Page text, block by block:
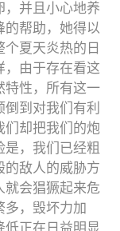
，并且小心地养
的帮助，她得以
夏天炎热的日
，由于存在看这
特性，所有这一
到对我们有利
们却把我们的炮
是，我们已经粗
的敌人的威胁方
就会猖獗起来危
多，毁坏力加